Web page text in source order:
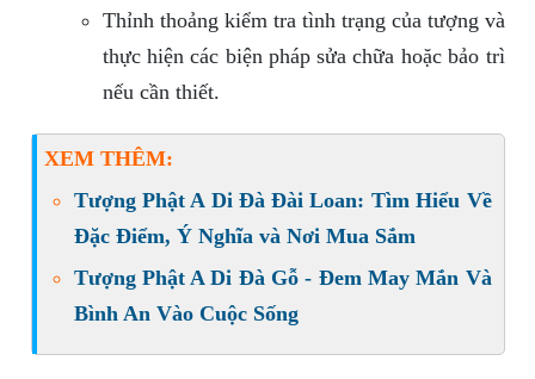
Thỉnh thoảng kiểm tra tình trạng của tượng và
thực hiện các biện pháp sửa chữa hoặc bảo trì
nếu cần thiết.
XEM THÊM:
Tượng Phật A Di Đà Đài Loan: Tìm Hiểu Về
Đặc Điểm, Ý Nghĩa và Nơi Mua Sắm
Tượng Phật A Di Đà Gỗ - Đem May Mắn Và
Bình An Vào Cuộc Sống